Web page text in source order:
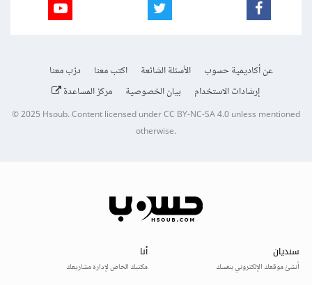
عن أكاديمية حسوب الأسئلة الشائعة اكتب معنا
درّب معنا
إرشادات الاستخدام
بيان الخصوصية مركز المساعدة
© 2025Hsoub.Content licensed underCC BY-NC-SA 4.0unless mentioned
otherwise.